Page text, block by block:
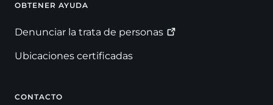
Footer
OBTENER AYUDA
Denunciar la trata de personas
Ubicaciones certificadas
CONTACTO